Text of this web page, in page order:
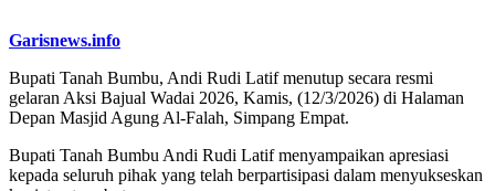
Garisnews.info
Bupati Tanah Bumbu, Andi Rudi Latif menutup secara resmi
gelaran Aksi Bajual Wadai 2026, Kamis, (12/3/2026) di Halaman
Depan Masjid Agung Al-Falah, Simpang Empat.
Bupati Tanah Bumbu Andi Rudi Latif menyampaikan apresiasi
kepada seluruh pihak yang telah berpartisipasi dalam menyukseskan